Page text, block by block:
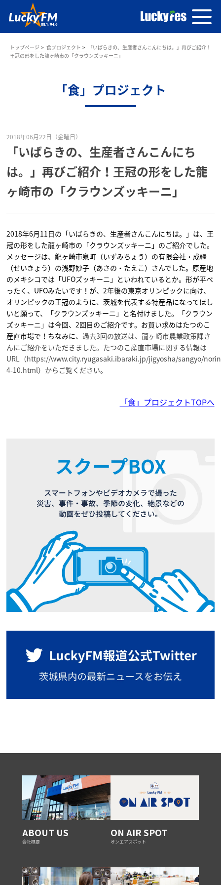
トップページ 食プロジェクト
「いばらきの、生産者さんこんにちは。」再びご紹介！
王冠の形をした龍ヶ崎市の「クラウンズッキーニ」
「食」プロジェクト
2018年06月22日（金曜日）
「いばらきの、生産者さんこんにち
は。」再びご紹介！王冠の形をした龍
ヶ崎市の「クラウンズッキーニ」
2018年6月11日の「いばらきの、生産者さんこんにちは。」は、王
冠の形をした龍ヶ崎市の「クラウンズッキーニ」のご紹介でした。
メッセージは、龍ヶ崎市泉町（いずみちょう）の有限会社・成疆
（せいきょう）の浅野妙子（あさの・たえこ）さんでした。原産地
のメキシコでは「UFOズッキーニ」といわれているとか。形が平べ
ったく、UFOみたいです！が、2年後の東京オリンピックに向け、
オリンピックの王冠のように、茨城を代表する特産品になってほし
いと願って、「クラウンズッキーニ」と名付けました。「クラウン
ズッキーニ」は今回、2回目のご紹介です。お買い求めはたつのこ
産直市場で！ちなみに、過去3回の放送は、龍ヶ崎市農業政策課さ
んにご紹介をいただきました。たつのこ産直市場に関する情報は
URL（https://www.city.ryugasaki.ibaraki.jp/jigyosha/sangyo/
4-10.html）からご覧ください。
「食」プロジェクトTOPへ
ABOUT US
会社概要
ON AIR SPOT
オンエアスポット